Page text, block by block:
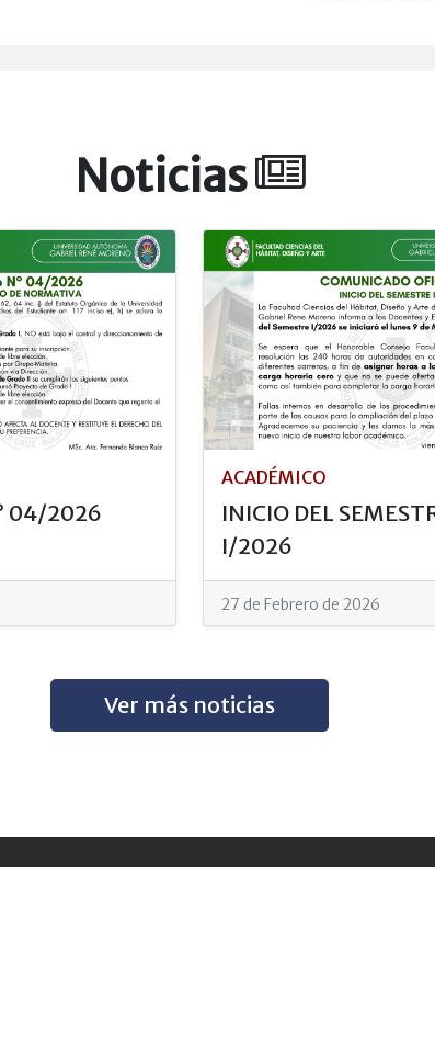
Noticias
04/2026
ACADÉMICO
INICIO DEL
I/2026
27 de Febrero de 2026
Ver más noticias